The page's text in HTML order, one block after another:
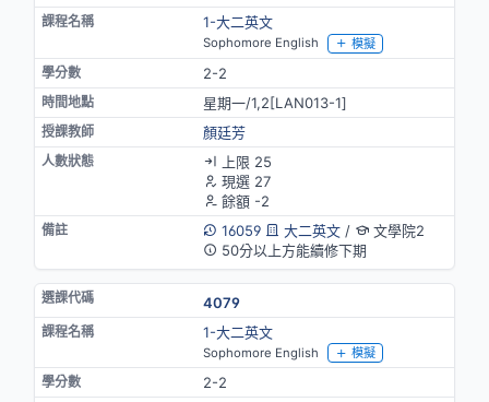
1-大二英文
Sophomore English 模擬
2-2
星期一/1,2[LAN013-1]
顏廷芳
上限 25
現選 27
餘額 -2
16059
大二英文/
文學院2
50分以上方能續修下期
4079
1-大二英文
Sophomore English 模擬
2-2